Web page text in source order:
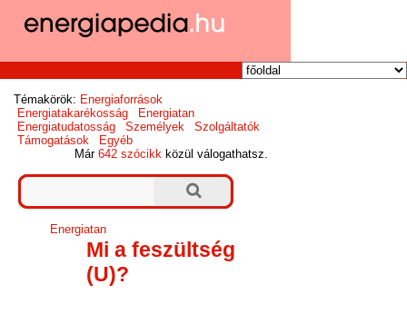
Témakörök: Energiaforrások
Energiatakarékosság
Energiatan
Energiatudatosság
Személyek
Szolgáltatók
Támogatások
Egyéb
Már642 szócikk közül válogathatsz.
Energiatan
Mi a feszültség
(U)?